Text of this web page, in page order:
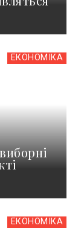
ЕКОНОМІКА
ЕКОНОМІКА